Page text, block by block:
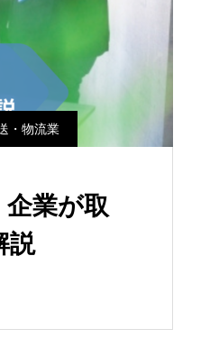
・物流業
業が取
説